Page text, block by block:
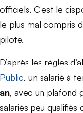
officiels. C’est le
le plus mal compris
pilote.
D’après les règles
Public, un salarié à
an, avec un plafond
salariés peu qualifiés